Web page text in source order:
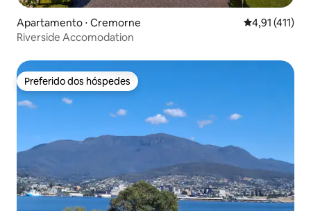
Apartamento ⋅ Cremorne 4,91 de uma
4,91 (411)
Riverside Accomodation
Preferido dos hóspedes
Preferido dos hóspedes